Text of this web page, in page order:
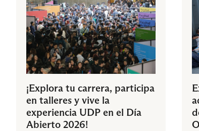
¡Explora tu carrera, participa
en talleres y vive la
experiencia UDP en el Día
Abierto 2026!